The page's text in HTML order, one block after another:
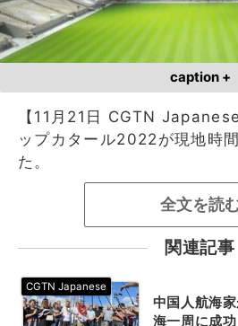
caption +
【11月21日 CGTN
ップカタール2022が現地時
た。
全文を読
関連記事
中国人航海
海一周に成功